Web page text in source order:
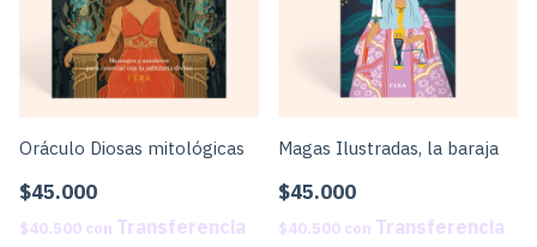
Oráculo Diosas mitológicas
$45.000
$40.500 con
Magas Ilustradas, la baraja
$45.000
$40.500 con